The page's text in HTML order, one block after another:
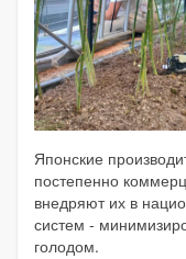
Японские
постепенно
внедряют их в
систем -
голодом.